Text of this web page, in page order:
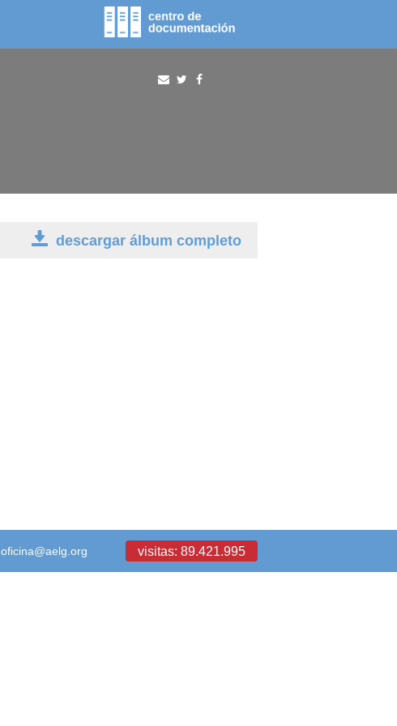
fototeca procura
descargar álbum completo
oficina@aelg.org visitas: 89.421.995